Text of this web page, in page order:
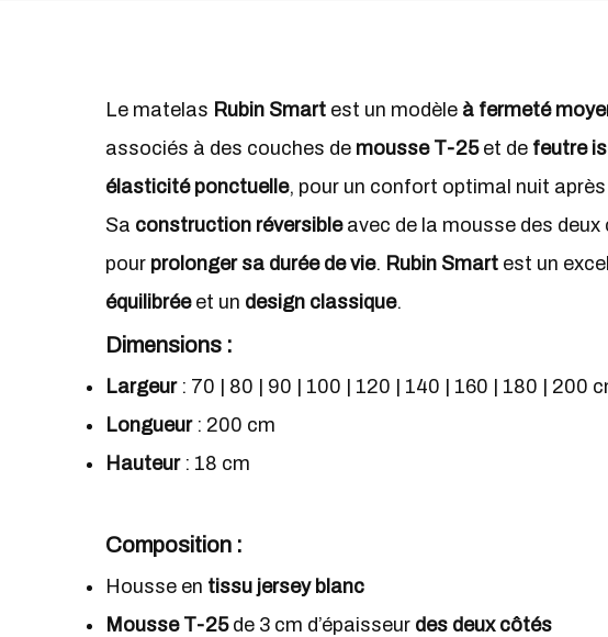
Le matelas Rubin Smart est un modèle à fermeté
associés à des couches de mousse T-25et de feutre
élasticité ponctuelle, pour un confort optimal nuit
Sa construction réversibleavec de la mousse des
pour prolonger sa durée de vie. Rubin Smart est un
équilibréeet un design classique.
Dimensions :
Largeur: 70 | 80 | 90 | 100 | 120 | 140 | 160 | 180 | 200
Longueur: 200 cm
Hauteur: 18 cm
Composition :
Housse en tissu jersey blanc
Mousse T-25de 3 cm d’épaisseur des deux côtés